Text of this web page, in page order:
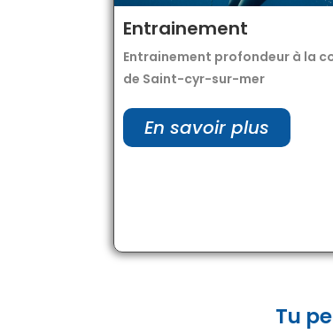
Entrainement
Entrainement profondeur à la
de Saint-cyr-sur-mer
En savoir plus
Tu